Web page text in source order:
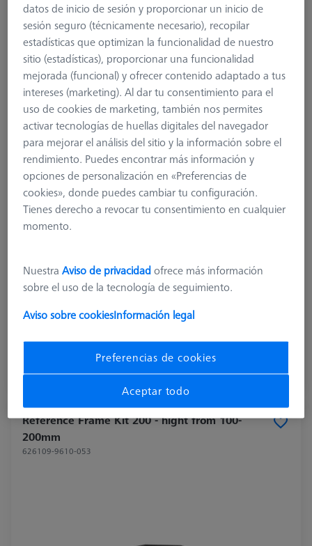
Material
Black anodized aluminum
1.552,40 USD
Reference Frame Kit 200 - hight from 100-
200mm
626109-9610-053
datos de inicio de sesión y proporcionar un inicio de
sesión seguro (técnicamente necesario), recopilar
estadísticas que optimizan la funcionalidad de nuestro
sitio (estadísticas), proporcionar una funcionalidad
mejorada (funcional) y ofrecer contenido adaptado a tus
intereses (marketing). Al dar tu consentimiento para el
uso de cookies de marketing, también nos permites
activar tecnologías de huellas digitales del navegador
para mejorar el análisis del sitio y la información sobre el
rendimiento. Puedes encontrar más información y
opciones de personalización en «Preferencias de
cookies», donde puedes cambiar tu configuración.
Tienes derecho a revocar tu consentimiento en cualquier
momento.
NuestraAviso de privacidadofrece más información
sobre el uso de la tecnología de seguimiento.
Aviso sobre cookiesInformación legal
Preferencias de cookies
Aceptar todo